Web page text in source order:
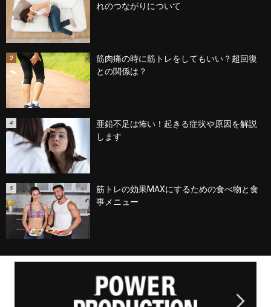
れのつながりについて
筋肉痛の時に筋トレをしてもいい？超回復
との関係は？
亜鉛不足は怖い！起きる症状や原因を解説
します
筋トレの効果MAXにするための食べ物と食
事メニュー